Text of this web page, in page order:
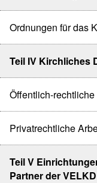
Ordnungen für das
Teil IV Kirchliches
Öffentlich-
Privatrechtliche
Teil V
Partner der VELKD